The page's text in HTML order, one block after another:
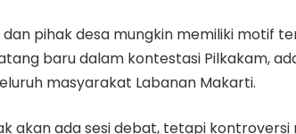
pihak desa mungkin memiliki motif
baru dalam kontestasi Pilkakam,
masyarakat Labanan Makarti.
akan ada sesi debat, tetapi kontroversi